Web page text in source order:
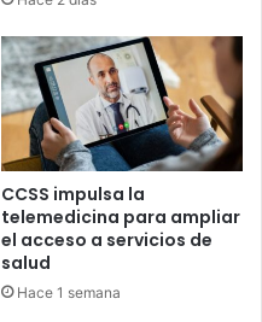
CCSS impulsa la
telemedicina para ampliar
el acceso a servicios de
salud
Hace 1 semana